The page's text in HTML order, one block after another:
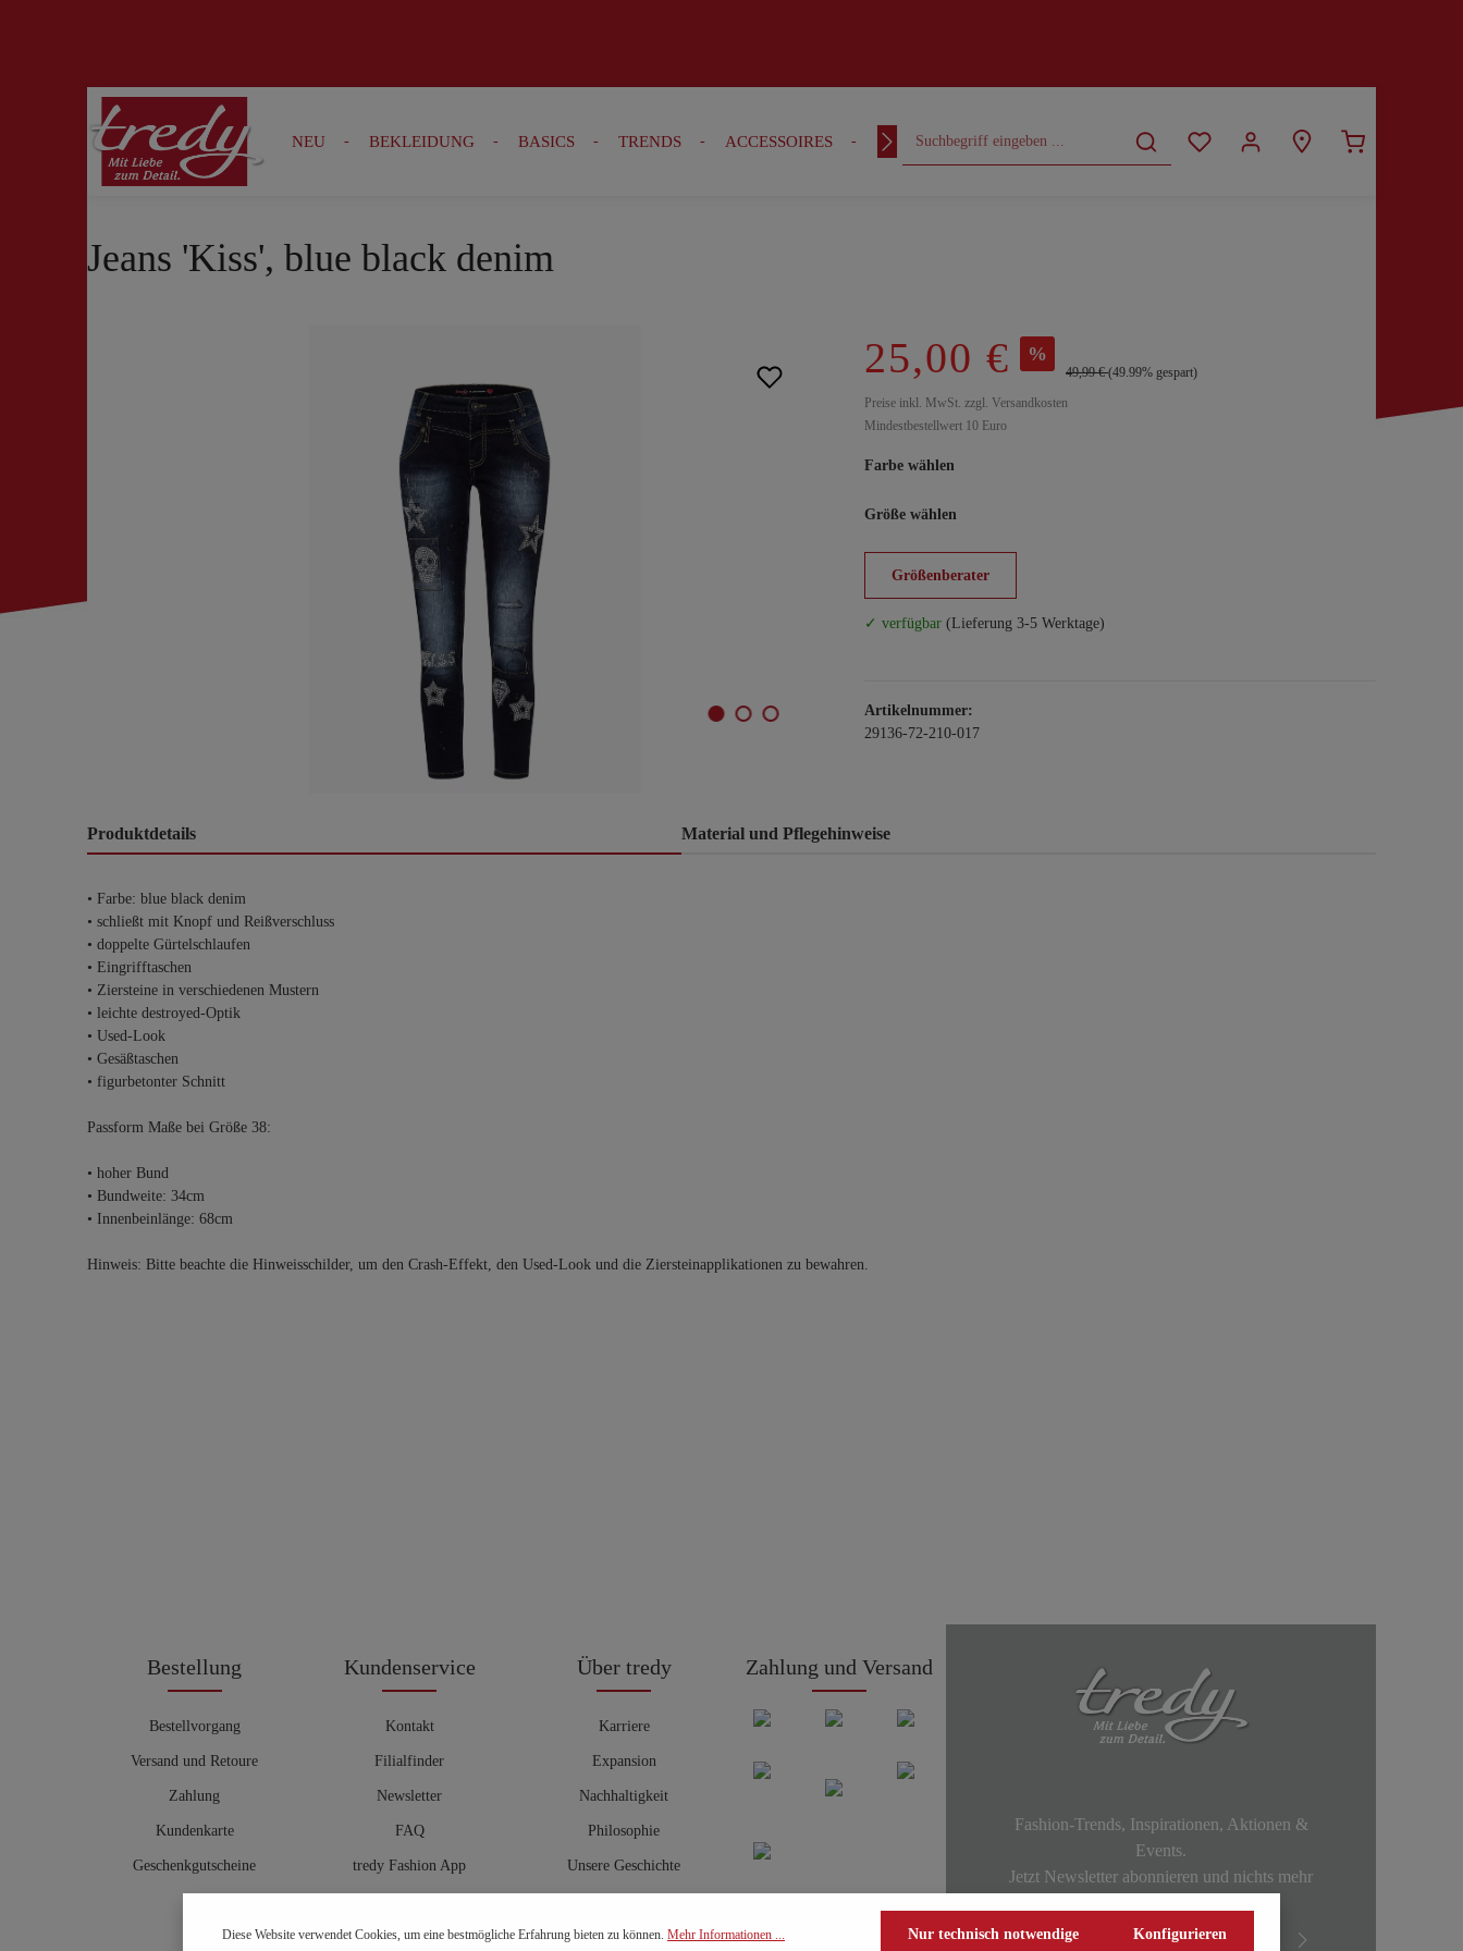
Zur Suche springen Zur Hauptnavigation springen
NEU BEKLEIDUNG BASICS TRENDS ACCESSOIRES OUTFITS CURVY
Jeans 'Kiss', blue black denim
25,00 € %
49,99 €(49.99% gespart)
Preise inkl. MwSt. zzgl. Versandkosten
Mindestbestellwert 10 Euro
Farbe wählen
Größe wählen
Größenberater
✓ verfügbar (Lieferung 3-5 Werktage)
Artikelnummer:
29136-72-210-017
Produktdetails Material und Pflegehinweise
• Farbe: blue black denim
• schließt mit Knopf und Reißverschluss
• doppelte Gürtelschlaufen
• Eingrifftaschen
• Ziersteine in verschiedenen Mustern
• leichte destroyed-Optik
• Used-Look
• Gesäßtaschen
• figurbetonter Schnitt
Passform Maße bei Größe 38:
• hoher Bund
• Bundweite: 34cm
• Innenbeinlänge: 68cm
Hinweis: Bitte beachte die Hinweisschilder, um den Crash-Effekt, den Used-Look und die Ziersteinapplikationen zu bewahren.
Bestellung
Bestellvorgang
Versand und Retoure
Zahlung
Kundenkarte
Geschenkgutscheine
Kundenservice
Kontakt
Filialfinder
Newsletter
FAQ
tredy Fashion App
Hosenberater
Über tredy
Karriere
Expansion
Nachhaltigkeit
Philosophie
Unsere Geschichte
Zahlung und Versand
Fashion-Trends, Inspirationen, Aktionen &
Events.
Jetzt Newsletter abonnieren und nichts mehr
Diese Website verwendet Cookies, um eine bestmögliche Erfahrung bieten zu können. Mehr Informationen ... Nur technisch notwendige Konfigurieren